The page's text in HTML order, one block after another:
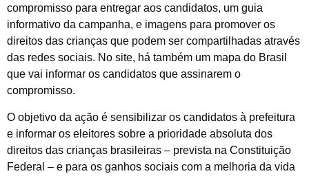
compromisso para entregar aos candidatos, um guia
informativo da campanha, e imagens para promover os
direitos das crianças que podem ser compartilhadas através
das redes sociais. No site, há também um mapa do Brasil
que vai informar os candidatos que assinarem o
compromisso.
O objetivo da ação é sensibilizar os candidatos à prefeitura
e informar os eleitores sobre a prioridade absoluta dos
direitos das crianças brasileiras – prevista na Constituição
Federal – e para os ganhos sociais com a melhoria da vida